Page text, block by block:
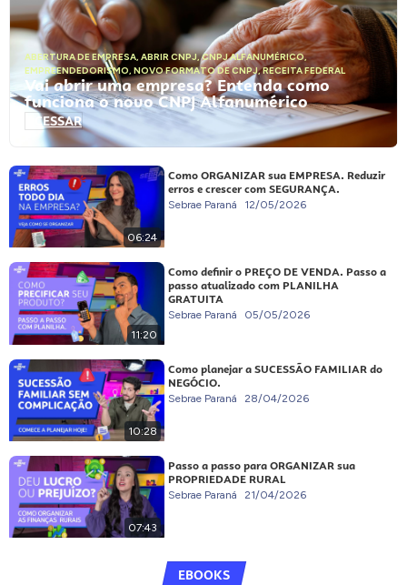
ABERTURA DE EMPRESA, ABRIR CNPJ,CNPJ ALFANUMÉRICO,
EMPREENDEDORISMO, NOVO FORMATO DE CNPJ,RECEITA FEDERAL
Vai abrir uma empresa? Entenda como
funciona o novo CNPJ Alfanumérico
ACESSAR
06:24
Como ORGANIZAR sua EMPRESA. Reduzir
erros e crescer com SEGURANÇA.
Sebrae Paraná 12/05/2026
11:20
Como definir o PREÇO DE VENDA. Passo a
passo atualizado com PLANILHA
GRATUITA
Sebrae Paraná 05/05/2026
10:28
Como planejar a SUCESSÃO FAMILIAR do
NEGÓCIO.
Sebrae Paraná 28/04/2026
07:43
Passo a passo para ORGANIZAR sua
PROPRIEDADE RURAL
Sebrae Paraná 21/04/2026
EBOOKS